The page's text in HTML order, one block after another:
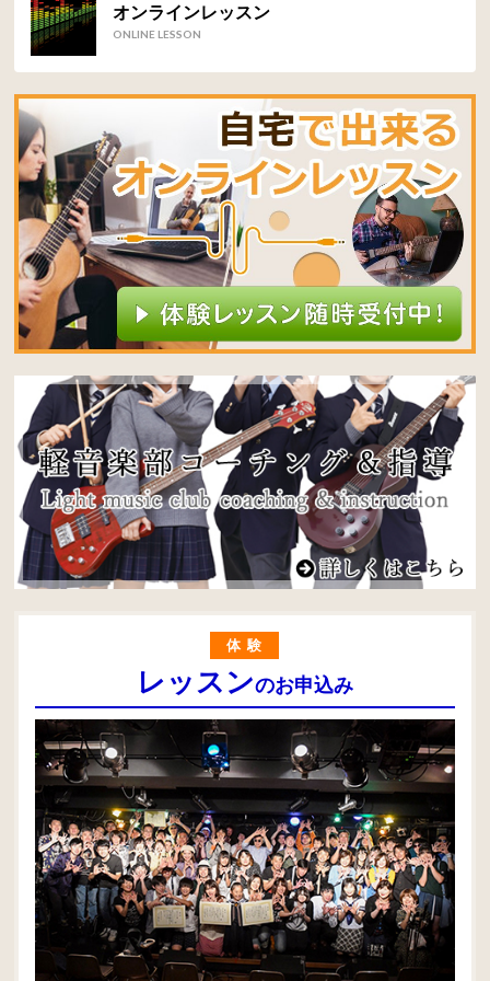
オンラインレッスン
ONLINE LESSON
体験
レッスンのお申込み